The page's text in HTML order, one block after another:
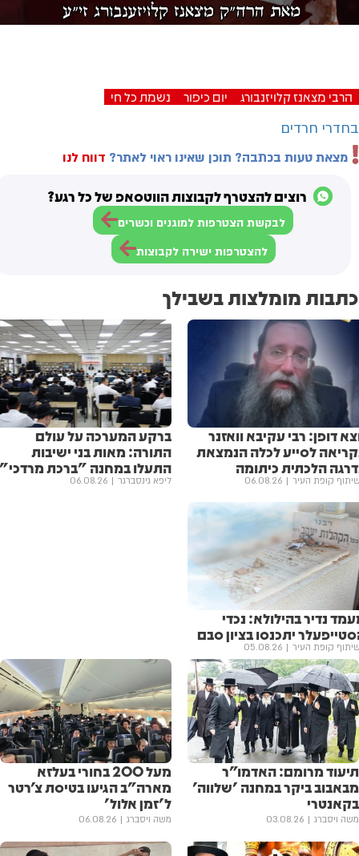
הרבי מצאנז קלויזנבורג יום כיפור נשמת כל חי
בחדרי חרדים
מצאת טעות בכתבה? תוכן שאינו ראוי לאתר? דווח לנו
רוצים להצטרף לקבוצות הווטסאפ של כל רגע?
לבקשת הצטרפות למוגנים וכשרים
להצטרפות ישירה לקבוצות
כתבות מומלצות בשבילך
דופן: רבי עקיבא וואזנר
לסייע לכלה הנמצאת
הלכתית כיתומה
קופת העיר 06.08.26
ברקע המערכה על עולם
התורה: מאות בני ישיבות
התעלו במחנה "ברכת מרדכי"
ליפא גינסברגר 06.08.26
נדיר בהילולא: נכדי
יתכנסו בציון סבם
קופת העיר 05.08.26
תיעוד מרומם: האדמו"ר
מבאבוב ביקר במחנה 'שלווה'
בקאנטרי
משה ויסברג 03.08.26
מעל 200 בחורי בעלזא
מארה"ב הגיעו בטיסת צ'רטר
ל'זמן אלול'
משה ויסברג 06.08.26